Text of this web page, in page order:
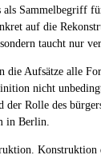
Sammelbegriff
auf die
taucht nur
die Aufsätze alle
nicht
Rolle des
in Berlin.